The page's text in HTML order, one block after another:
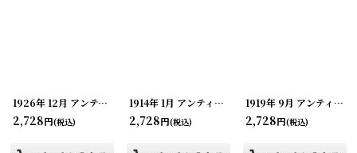
1926年 12月 アンティークアドバタイジング カレンダー NATHAN'SInc. [
2,728円(税込)
1914年 1月 アンティークアドバタイジング カレンダー・ビューバー
2,728円(税込)
1919年 9月 アンティークアドバタイジング カレンダー・ビューバー
2,728円(税込)